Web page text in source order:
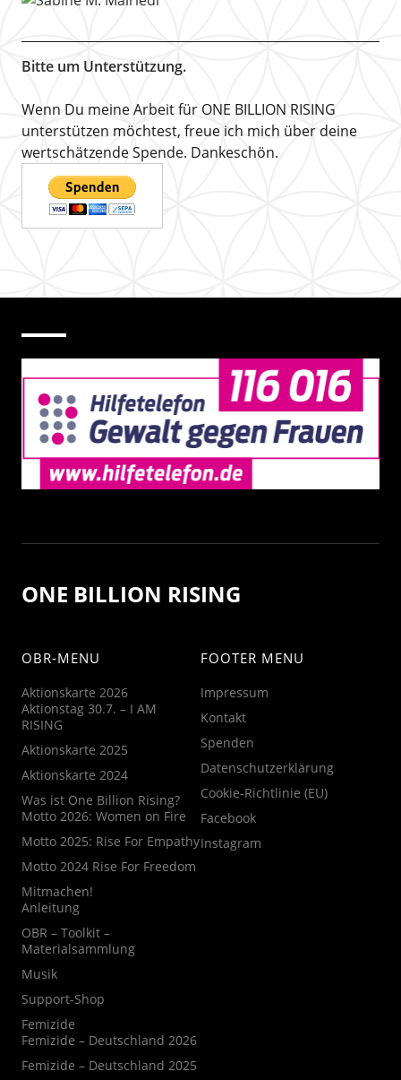
Bitte um Unterstützung.
Wenn Du meine Arbeit für ONE BILLION RISING
unterstützen möchtest, freue ich mich über deine
wertschätzende Spende. Dankeschön.
ONE BILLION RISING
OBR-MENU
Aktionskarte 2026
Aktionstag 30.7. – I AM
RISING
Aktionskarte 2025
Aktionskarte 2024
Was ist One Billion Rising?
Motto 2026: Women on Fire
Motto 2025: Rise For Empathy
Motto 2024 Rise For Freedom
Mitmachen!
Anleitung
OBR – Toolkit –
Materialsammlung
Musik
Support-Shop
Femizide
Femizide – Deutschland 2026
Femizide – Deutschland 2025
FOOTER MENU
Impressum
Kontakt
Spenden
Datenschutzerklärung
Cookie-Richtlinie (EU)
Facebook
Instagram